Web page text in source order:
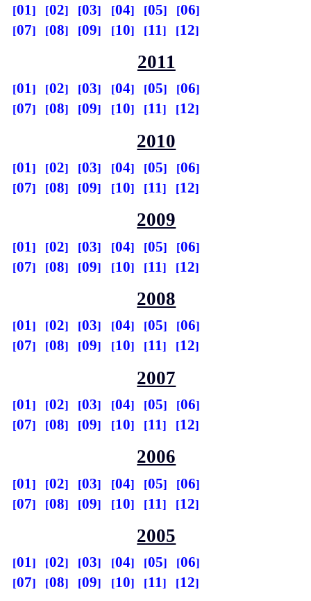
01 02 03 04 05
06
07
08 09 10 11 12
2011
01 02 03 04 05
06
07
08 09 10 11 12
2010
01 02 03 04 05
06
07
08 09 10 11 12
2009
01 02 03 04 05
06
07
08 09 10 11 12
2008
01 02 03 04 05
06
07
08 09 10 11 12
2007
01 02 03 04 05
06
07
08 09 10 11 12
2006
01 02 03 04 05
06
07
08 09 10 11 12
2005
01 02 03 04 05
06
07
08 09 10 11 12